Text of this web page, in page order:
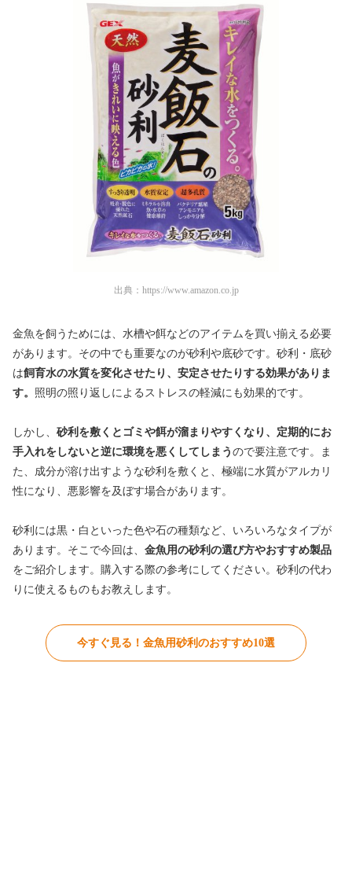
出典： https://www.amazon.co.jp
金魚を飼うためには、水槽や餌などのアイテムを買い揃える必要
があります。その中でも重要なのが砂利や底砂です。砂利・底砂
は飼育水の水質を変化させたり、安定させたりする効果がありま
す。 照明の照り返しによるストレスの軽減にも効果的です。
しかし、 砂利を敷くとゴミや餌が溜まりやすくなり、定期的にお
手入れをしないと逆に環境を悪くしてしまう ので要注意です。ま
た、成分が溶け出すような砂利を敷くと、極端に水質がアルカリ
性になり、悪影響を及ぼす場合があります。
砂利には黒・白といった色や石の種類など、いろいろなタイプが
あります。そこで今回は、 金魚用の砂利の選び方やおすすめ製品
をご紹介します。購入する際の参考にしてください。砂利の代わ
りに使えるものもお教えします。
今すぐ見る！金魚用砂利のおすすめ10選